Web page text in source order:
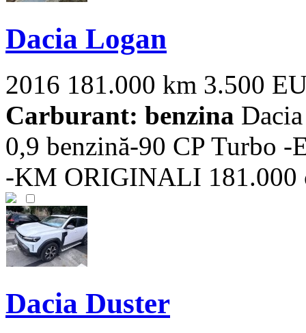
Dacia Logan
2016 181.000 km 3.500
Carburant: benzina
0,9 benzină-90 CP Turbo -
-KM ORIGINALI 181.000
Dacia Duster